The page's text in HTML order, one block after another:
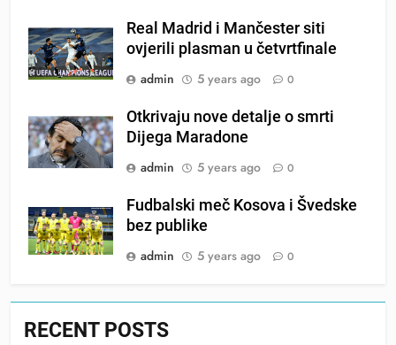
Real Madrid i Mančester siti
ovjerili plasman u četvrtfinale
admin
5 years ago 0
Otkrivaju nove detalje o smrti
Dijega Maradone
admin
5 years ago 0
Fudbalski meč Kosova i Švedske
bez publike
admin
5 years ago 0
RECENT POSTS